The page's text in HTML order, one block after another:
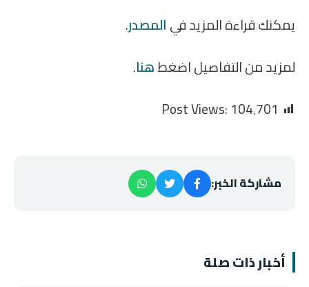
يمكنك قراءة المزيد فيالمصدر.
لمزيد من التفاصيل اضغطهنا.
Post Views:104٬701
مشاركة الخبر:
أخبار ذات صلة